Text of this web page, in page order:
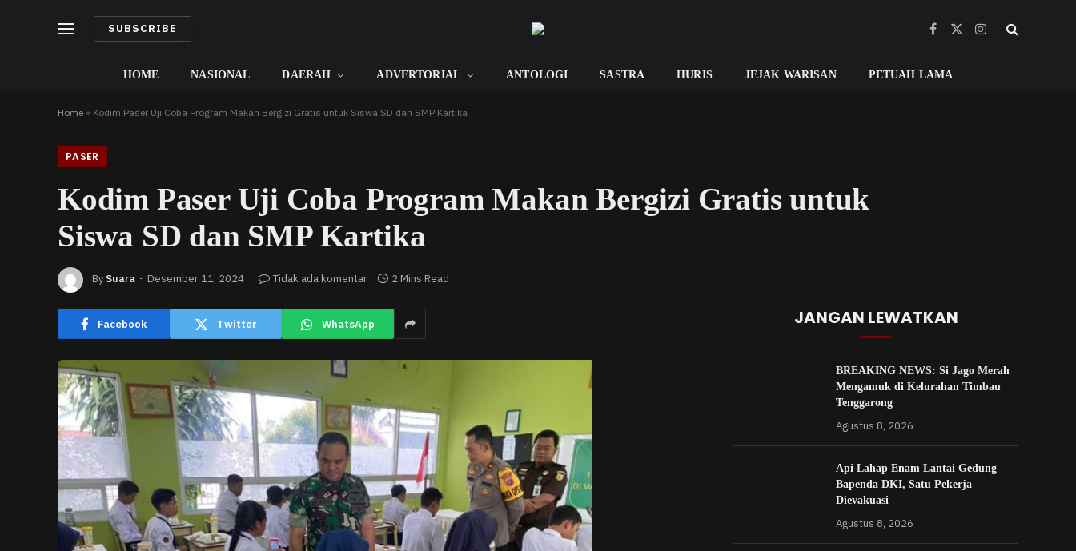
SUBSCRIBE Facebook
X
Instagram
HOME NASIONAL DAERAH ADVERTORIAL ANTOLOGI SASTRA HURIS JEJAK WARISAN PETUAH LAMA
Home » Kodim Paser Uji Coba Program Makan Bergizi Gratis untuk Siswa SD dan SMP Kartika
PASER
Kodim Paser Uji Coba Program Makan Bergizi Gratis untuk
Siswa SD dan SMP Kartika
By Suara Desember 11, 2024 Tidak ada komentar 2 Mins Read
Facebook Twitter WhatsApp JANGAN LEWATKAN
BREAKING NEWS: Si Jago Merah
Mengamuk di Kelurahan Timbau
Tenggarong
Agustus 8, 2026
Api Lahap Enam Lantai Gedung
Bapenda DKI, Satu Pekerja
Dievakuasi
Agustus 8, 2026